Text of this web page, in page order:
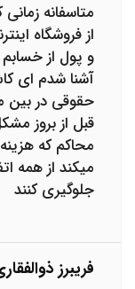
متاسفانه
از فروشگاه
و پول از
آشنا شدم ای
حقوقی در بین
قبل از بروز
محاکم که
میکند از همه
جلوگیری کنند
فریبرز